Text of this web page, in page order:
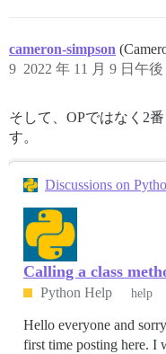
cameron-simpson
2022 年 11 月 9 日午後
9
そして、OPではなく2
す。
Discussions on
Calling a class
Python Help help
Hello everyone and
first time posting here. I